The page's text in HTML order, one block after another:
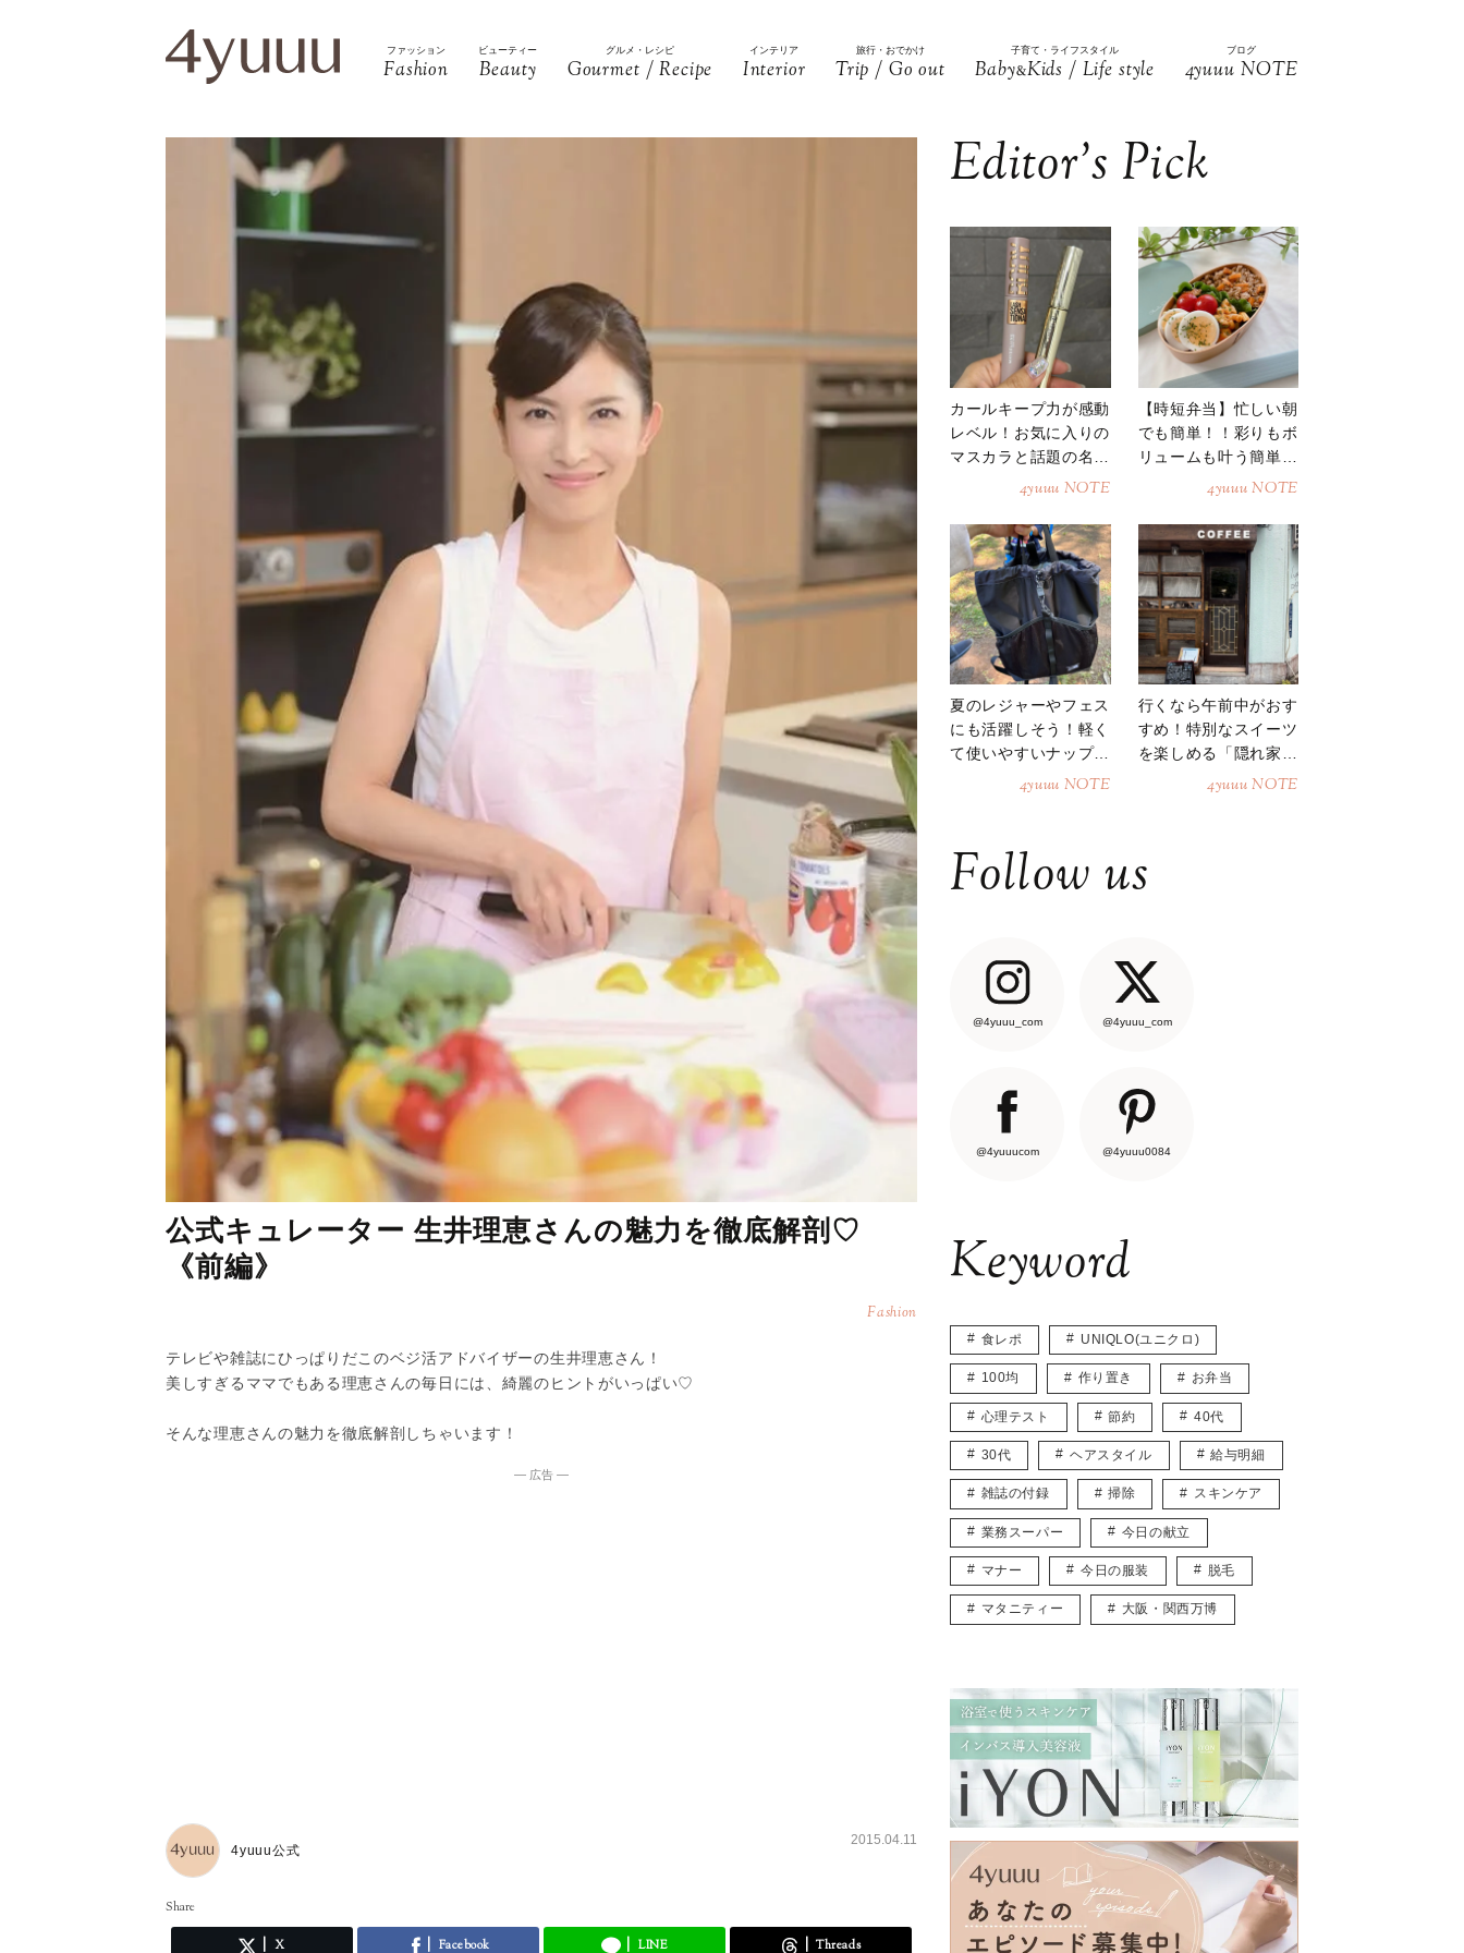
ファッション
Fashion
ビューティー
Beauty
グルメ・レシピ
Gourmet / Recipe
インテリア
Interior
旅行・おでかけ
Trip / Go out
子育て・ライフスタイル
Baby&Kids / Life style
ブログ
4yuuu NOTE
公式キュレーター 生井理恵さんの魅力を徹底解剖♡
《前編》
Fashion
テレビや雑誌にひっぱりだこのベジ活アドバイザーの生井理恵さん！
美しすぎるママでもある理恵さんの毎日には、綺麗のヒントがいっぱい♡
そんな理恵さんの魅力を徹底解剖しちゃいます！
― 広告 ―
4yuuu公式
2015.04.11
Share
X Facebook LINE Threads
Editor’s Pick
カールキープ力が感動
レベル！お気に入りの
マスカラと話題の名品
4yuuu NOTE
【時短弁当】忙しい朝
でも簡単！！彩りもボ
リュームも叶う簡単そ
4yuuu NOTE
夏のレジャーやフェス
にも活躍しそう！軽く
て使いやすいナップサ
4yuuu NOTE
行くなら午前中がおす
すめ！特別なスイーツ
を楽しめる「隠れ家カ
4yuuu NOTE
Follow us
@4yuuu_com @4yuuu_com
@4yuuucom @4yuuu0084
Keyword
食レポ UNIQLO(ユニクロ)
100均 作り置き お弁当
心理テスト 節約 40代
30代 ヘアスタイル 給与明細
雑誌の付録 掃除 スキンケア
業務スーパー 今日の献立
マナー 今日の服装 脱毛
マタニティー 大阪・関西万博